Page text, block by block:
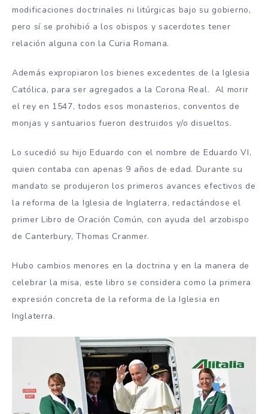
modificaciones doctrinales ni litúrgicas bajo su gobierno,
pero sí se prohibió a los obispos y sacerdotes tener
relación alguna con la Curia Romana.
Además expropiaron los bienes excedentes de la Iglesia
Católica, para ser agregados a la Corona Real. Al morir
el rey en 1547, todos esos monasterios, conventos de
monjas y santuarios fueron destruidos y/o disueltos.
Lo sucedió su hijo Eduardo con el nombre de Eduardo VI,
quien contaba con apenas 9 años de edad. Durante su
mandato se produjeron los primeros avances efectivos de
la reforma de la Iglesia de Inglaterra, redactándose el
primer Libro de Oración Común, con ayuda del arzobispo
de Canterbury, Thomas Cranmer.
Hubo cambios menores en la doctrina y en la manera de
celebrar la misa, este libro se considera como la primera
expresión concreta de la reforma de la Iglesia en
Inglaterra.